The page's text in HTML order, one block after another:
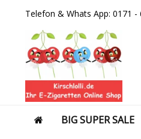
Telefon & Whats App: 0171 -
BIG SUPER SALE